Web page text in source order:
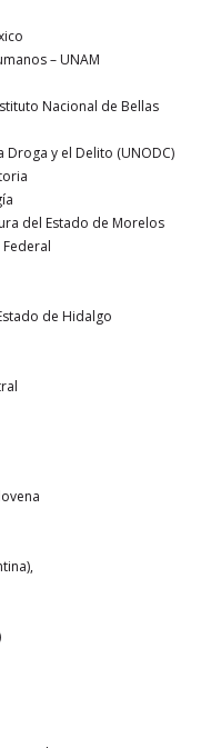
– UNAM
Nacional de Bellas
y el Delito (UNODC)
del Estado de Morelos
de Hidalgo